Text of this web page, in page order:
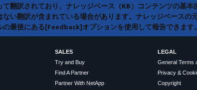
翻訳されており、ナレッジベース（KB）コンテンツの基
い翻訳が含まれている場合があります。ナレッジベース
最後にある[Feedback]オプションを使用して報告できます。
SALES
Try and Buy
Find A Partner
Partner With NetApp
LEGAL
General Terms
Privacy &
Copyright